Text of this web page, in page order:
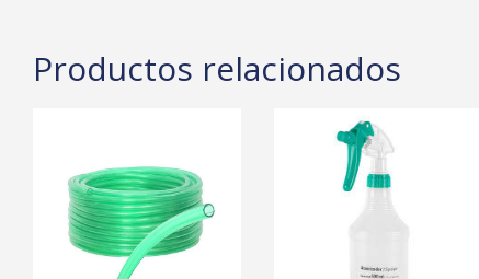
Productos relacionados